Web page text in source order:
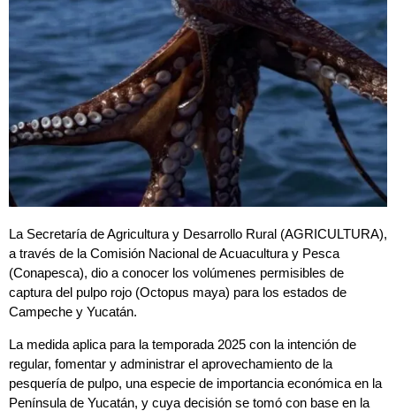
La Secretaría de Agricultura y Desarrollo Rural (AGRICULTURA),
a través de la Comisión Nacional de Acuacultura y Pesca
(Conapesca), dio a conocer los volúmenes permisibles de
captura del pulpo rojo (Octopus maya) para los estados de
Campeche y Yucatán.
La medida aplica para la temporada 2025 con la intención de
regular, fomentar y administrar el aprovechamiento de la
pesquería de pulpo, una especie de importancia económica en la
Península de Yucatán, y cuya decisión se tomó con base en la